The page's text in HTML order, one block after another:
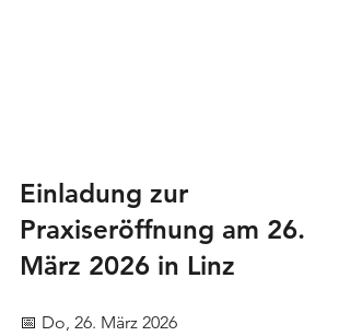
Einladung zur
Praxiseröffnung am 26.
März 2026 in Linz
📅 Do, 26. März 2026